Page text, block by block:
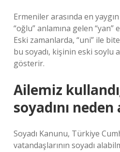
Ermeniler arasında en
“oğlu” anlamına gelen “yan”
Eski zamanlarda, “uni” ile
bu soyadı, kişinin eski soylu
gösterir.
Ailemiz
soyadını neden
Soyadı Kanunu, Türkiye
vatandaşlarının soyadı